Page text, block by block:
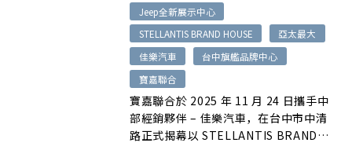
Jeep全新展示中心
STELLANTIS BRAND HOUSE
亞太最大
佳樂汽車
台中旗艦品牌中心
寶嘉聯合
寶嘉聯合於 2025 年 11 月 24 日攜手中
部經銷夥伴 – 佳樂汽車，在台中市中清
路正式揭幕以 STELLANTIS BRAND